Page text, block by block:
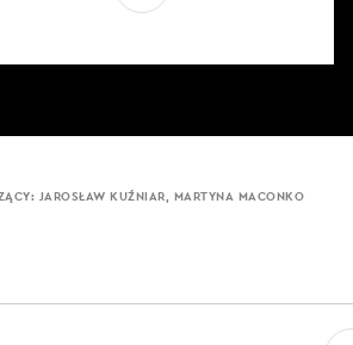
JAROSŁAW KUŹNIAR, MARTYNA MACONKO